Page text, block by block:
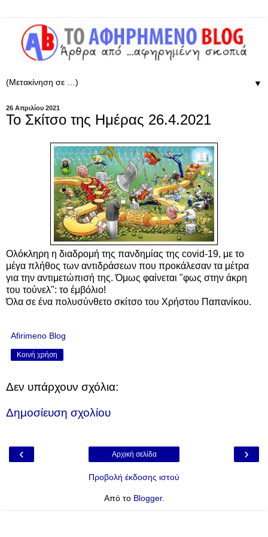
▼
26 Απριλίου 2021
Το Σκίτσο της Ημέρας 26.4.2021
Ολόκληρη η διαδρομή της πανδημίας της covid-19, με το
μέγα πλήθος των αντιδράσεων που προκάλεσαν τα μέτρα
για την αντιμετώπισή της. Όμως φαίνεται "φως στην άκρη
του τούνελ": το έμβόλιο!
Όλα σε ένα πολυσύνθετο σκίτσο του Χρήστου Παπανίκου.
Afirimeno Blog
Κοινή χρήση
Δεν υπάρχουν σχόλια:
Δημοσίευση σχολίου
‹ ›
Αρχική σελίδα
Προβολή έκδοσης ιστού
Από το Blogger.